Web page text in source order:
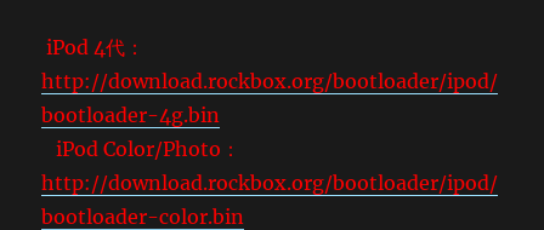
iPod 4代：
http://download.rockbox.org/bootloader/ipod/
bootloader-4g.bin
iPod Color/Photo：
http://download.rockbox.org/bootloader/ipod/
bootloader-color.bin